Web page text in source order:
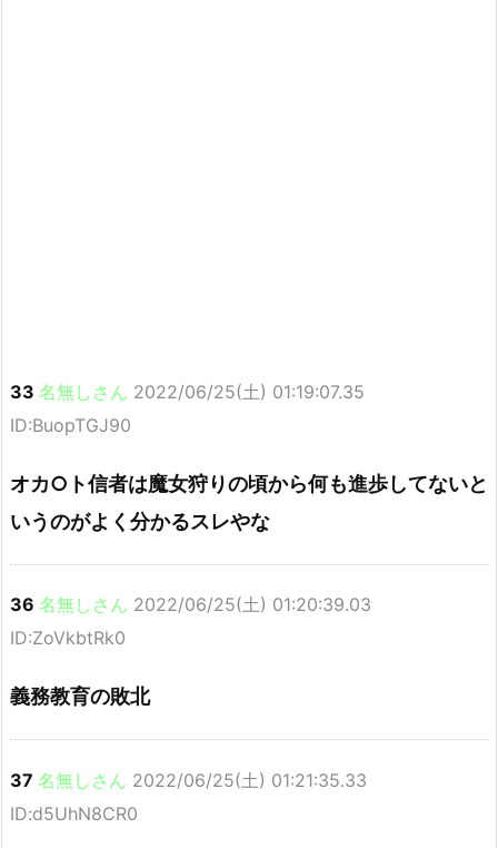
33 名無しさん 2022/06/25(土) 01:19:07.35
ID:BuopTGJ90
オカ○ト信者は魔女狩りの頃から何も進歩してないと
いうのがよく分かるスレやな
36 名無しさん 2022/06/25(土) 01:20:39.03
ID:ZoVkbtRk0
義務教育の敗北
37 名無しさん 2022/06/25(土) 01:21:35.33
ID:d5UhN8CR0